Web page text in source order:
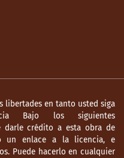
libertades en tanto usted siga
Bajo los siguientes
darle crédito a esta obra de
un enlace a la licencia, e
Puede hacerlo en cualquier